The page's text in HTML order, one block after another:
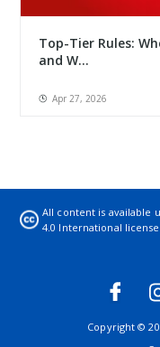
Top-Tier Rules:
and W...
Apr 27, 2026
All content is available
4.0 International license
Copyright ©